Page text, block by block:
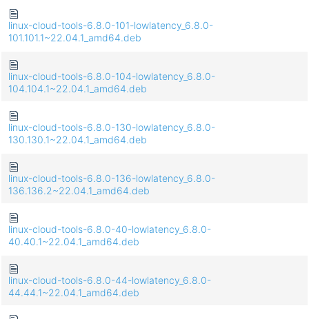
linux-cloud-tools-6.8.0-101-lowlatency_6.8.0-
101.101.1~22.04.1_amd64.deb
linux-cloud-tools-6.8.0-104-lowlatency_6.8.0-
104.104.1~22.04.1_amd64.deb
linux-cloud-tools-6.8.0-130-lowlatency_6.8.0-
130.130.1~22.04.1_amd64.deb
linux-cloud-tools-6.8.0-136-lowlatency_6.8.0-
136.136.2~22.04.1_amd64.deb
linux-cloud-tools-6.8.0-40-lowlatency_6.8.0-
40.40.1~22.04.1_amd64.deb
linux-cloud-tools-6.8.0-44-lowlatency_6.8.0-
44.44.1~22.04.1_amd64.deb